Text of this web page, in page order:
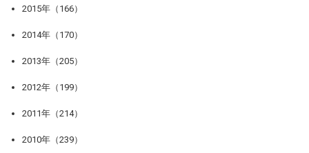
2015年（166）
2014年（170）
2013年（205）
2012年（199）
2011年（214）
2010年（239）